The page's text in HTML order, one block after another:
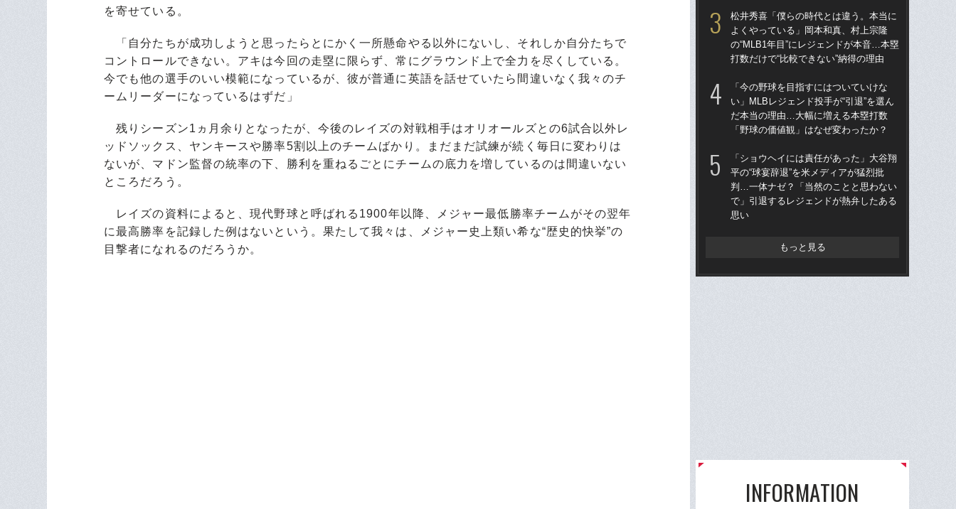
を寄せている。
「自分たちが成功しようと思ったらとにかく一所懸命やる以外にないし、それしか自分たちで
コントロールできない。アキは今回の走塁に限らず、常にグラウンド上で全力を尽くしている。
今でも他の選手のいい模範になっているが、彼が普通に英語を話せていたら間違いなく我々のチ
ームリーダーになっているはずだ」
残りシーズン1ヵ月余りとなったが、今後のレイズの対戦相手はオリオールズとの6試合以外レ
ッドソックス、ヤンキースや勝率5割以上のチームばかり。まだまだ試練が続く毎日に変わりは
ないが、マドン監督の統率の下、勝利を重ねるごとにチームの底力を増しているのは間違いない
ところだろう。
レイズの資料によると、現代野球と呼ばれる1900年以降、メジャー最低勝率チームがその翌年
に最高勝率を記録した例はないという。果たして我々は、メジャー史上類い希な“歴史的快挙”の
目撃者になれるのだろうか。
松井秀喜「僕らの時代とは違う。本当に
よくやっている」岡本和真、村上宗隆
の“MLB1年目”にレジェンドが本音…本塁
打数だけで“比較できない”納得の理由
「今の野球を目指すにはついていけな
い」MLBレジェンド投手が“引退”を選ん
だ本当の理由…大幅に増える本塁打数
「野球の価値観」はなぜ変わったか？
「ショウヘイには責任があった」大谷翔
平の“球宴辞退”を米メディアが猛烈批
判…一体ナゼ？「当然のことと思わない
で」引退するレジェンドが熱弁したある
思い
もっと見る
INFORMATION